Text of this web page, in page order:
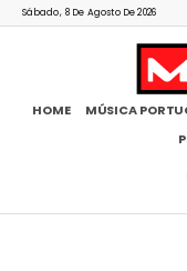
Sábado, 8 De Agosto De 2026
HOME MÚSICA